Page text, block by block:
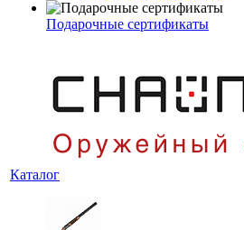
Подарочные сертификаты
Каталог